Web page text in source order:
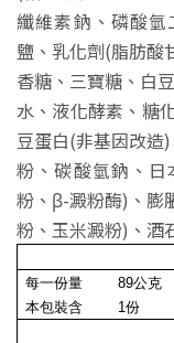
纖維素鈉、磷酸氫
鹽、乳化劑(脂肪酸
香糖、三寶糖、白
水、液化酵素、糖
豆蛋白(非基因改造
粉、碳酸氫鈉、
粉、β-澱粉酶)、膨
粉、玉米澱粉)、酒
每一份量
89公克
本包裝含
1份